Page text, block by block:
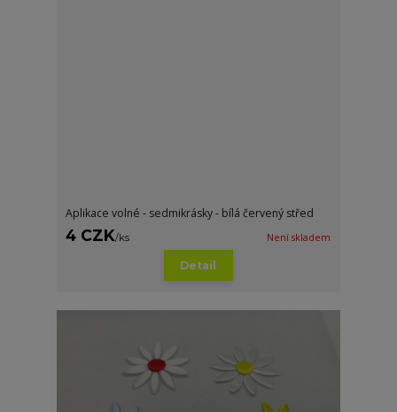
Aplikace volné - sedmikrásky - bílá červený střed
4 CZK/ks Není skladem
Detail